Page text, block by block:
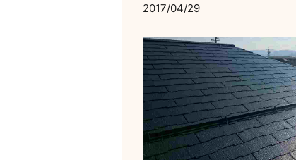
2017/04/29